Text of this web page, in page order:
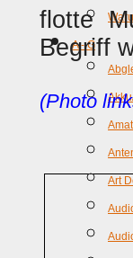
A - G
Art
flotte
Begriff
(Photo